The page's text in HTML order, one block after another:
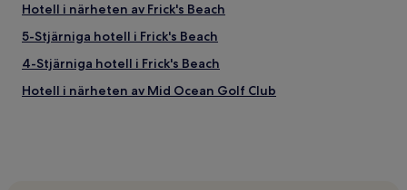
Blue Hole Park (naturreservat)
Att göra nära Frick's Beach
Mid Ocean Golf Club
Bermuda Perfumery
Hotell i närheten av Frick's Beach
5-Stjärniga hotell i Frick's Beach
4-Stjärniga hotell i Frick's Beach
Hotell i närheten av Mid Ocean Golf Club